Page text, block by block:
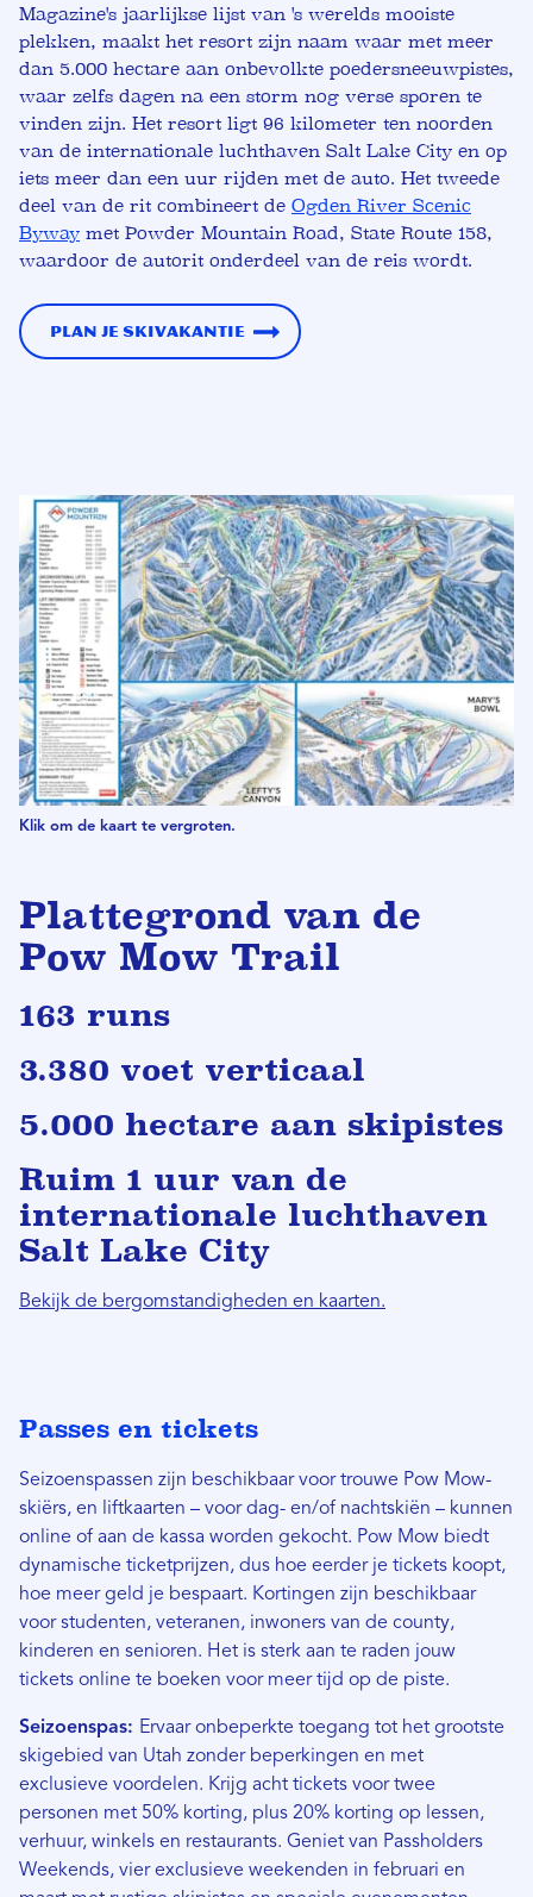
Magazine's jaarlijkse lijst van 's werelds mooiste
plekken, maakt het resort zijn naam waar met meer
dan 5.000 hectare aan onbevolkte poedersneeuwpistes,
waar zelfs dagen na een storm nog verse sporen te
vinden zijn. Het resort ligt 96 kilometer ten noorden
van de internationale luchthaven Salt Lake City en op
iets meer dan een uur rijden met de auto. Het tweede
deel van de rit combineert de Ogden River Scenic
Byway met Powder Mountain Road, State Route 158,
waardoor de autorit onderdeel van de reis wordt.
Plan je skivakantie
Klik om de kaart te vergroten.
Plattegrond van de
Pow Mow Trail
163 runs
3.380 voet verticaal
5.000 hectare aan skipistes
Ruim 1 uur van de
internationale luchthaven
Salt Lake City
Bekijk de bergomstandigheden en kaarten.
Passes en tickets
Seizoenspassen zijn beschikbaar voor trouwe Pow Mow-
skiërs, en liftkaarten – voor dag- en/of nachtskiën – kunnen
online of aan de kassa worden gekocht. Pow Mow biedt
dynamische ticketprijzen, dus hoe eerder je tickets koopt,
hoe meer geld je bespaart. Kortingen zijn beschikbaar
voor studenten, veteranen, inwoners van de county,
kinderen en senioren. Het is sterk aan te raden jouw
tickets online te boeken voor meer tijd op de piste.
Seizoenspas: Ervaar onbeperkte toegang tot het grootste
skigebied van Utah zonder beperkingen en met
exclusieve voordelen. Krijg acht tickets voor twee
personen met 50% korting, plus 20% korting op lessen,
verhuur, winkels en restaurants. Geniet van Passholders
Weekends, vier exclusieve weekenden in februari en